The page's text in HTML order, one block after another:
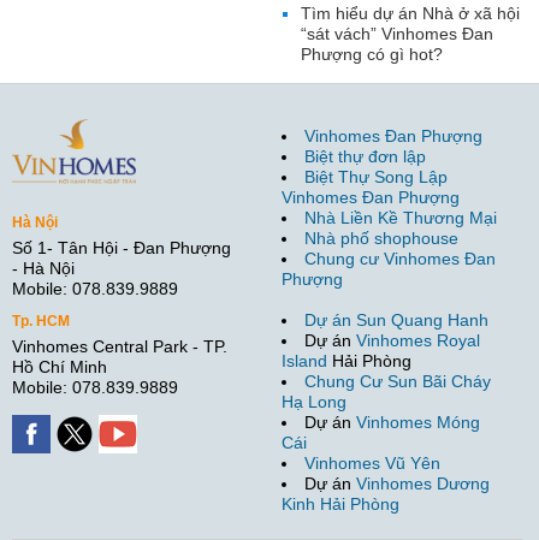
Tìm hiểu dự án Nhà ở xã hội
“sát vách” Vinhomes Đan
Phượng có gì hot?
Hà Nội
Số 1- Tân Hội - Đan Phượng
- Hà Nội
Mobile: 078.839.9889
Tp. HCM
Vinhomes Central Park - TP.
Hồ Chí Minh
Mobile: 078.839.9889
Vinhomes Đan Phượng
Biệt thự đơn lập
Biệt Thự Song Lập
Vinhomes Đan Phượng
Nhà Liền Kề Thương Mại
Nhà phố shophouse
Chung cư Vinhomes Đan
Phượng
Dự án Sun Quang Hanh
Dự án Vinhomes Royal
Island Hải Phòng
Chung Cư Sun Bãi Cháy
Hạ Long
Dự án Vinhomes Móng
Cái
Vinhomes Vũ Yên
Dự án Vinhomes Dương
Kinh Hải Phòng